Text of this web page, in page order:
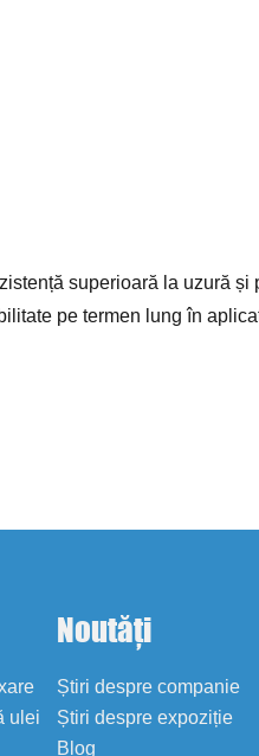
superioară la uzură și
pe termen lung în
ulei
Noutăți
Știri despre companie
Știri despre expoziție
Blog